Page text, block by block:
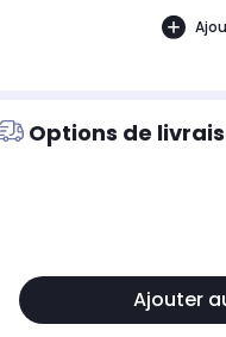
Options de
Ajouter